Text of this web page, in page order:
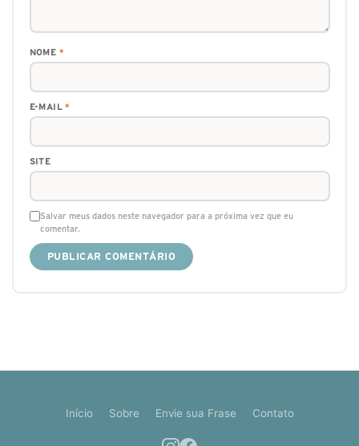
NOME *
E-MAIL*
SITE
Salvar meus dados neste navegador para a próxima vez que eu
comentar.
Início Sobre Envie sua Frase Contato